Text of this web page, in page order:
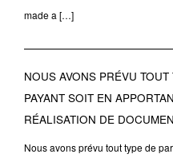
made a […]
NOUS AVONS PRÉVU
PAYANT SOIT EN
RÉALISATION DE
Nous avons prévu tout type de